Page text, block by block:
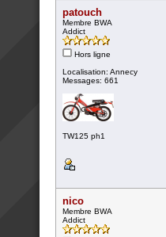
patouch
Membre BWA
Addict
Hors ligne
Localisation: Annecy
Messages: 661
TW125 ph1
nico
Membre BWA
Addict